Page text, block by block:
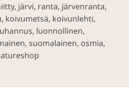
järvi, ranta, järvenranta,
koivumetsä, koivunlehti,
luonnollinen,
suomalainen, osmia,